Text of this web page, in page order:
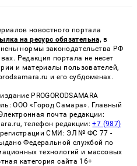
новостного портала
на ресурс обязательна, в
нормы законодательства РФ
Редакция портала не несет
и материалы пользователей,
и его субдоменах.
PROGORODSAMARA
ООО «Город Самара». Главный
почта редакции:
телефон редакции:+7 (987)
регистрации СМИ: ЭЛ № ФС 77 -
Федеральной службой по
технологий и массовых
категория сайта 16+